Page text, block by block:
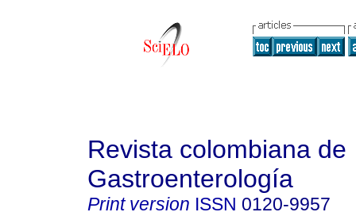
Revista colombiana de
Gastroenterología
Print version ISSN 0120-9957